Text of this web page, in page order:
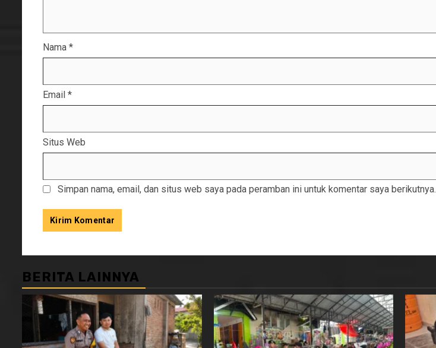
Nama *
Email *
Situs Web
Simpan nama, email, dan situs web saya pada peramban ini untuk komentar saya berikutnya.
BERITA LAINNYA